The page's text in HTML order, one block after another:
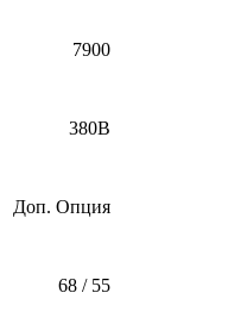
7900
380В
Доп. Опция
68 / 55